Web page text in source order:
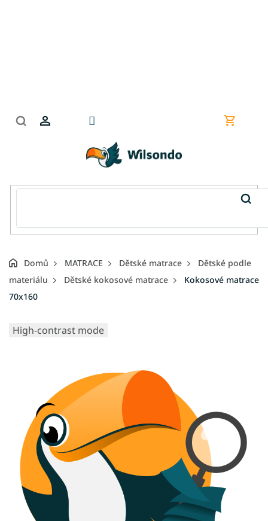
Nákupní
Domů MATRACE Dětské matrace
Dětské podle
materiálu
Dětské kokosové matrace
Kokosové matrace
70x160
High-contrast mode